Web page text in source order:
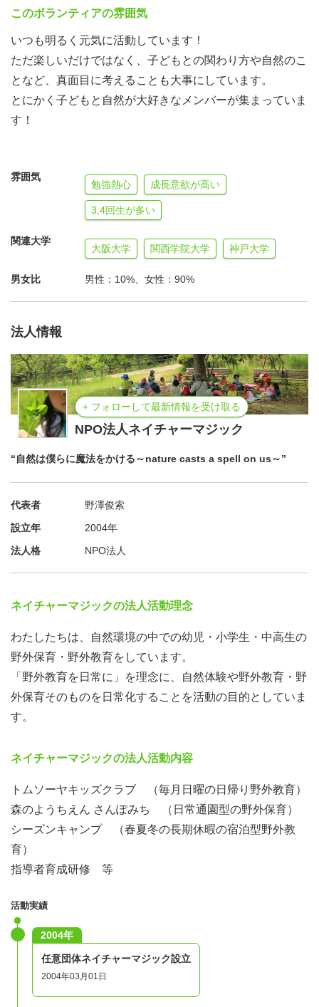
・活動時間は7～8時集合から17～18時解散です。
ランティアの最も重要な時間（自分磨きの時間）なので、
基本的に出席してください。
・反省ミーティングは西宮市市民交流センターなどで行い
ます。終了は20～21時になります。
・活動に合わせてミーティングを兼ねた事前研修と野外実
言葉使い、立ち居振る舞いをお願いします。また、喫煙習
慣のある方は採用されません。
このボランティアの雰囲気
いつも明るく元気に活動しています！
ただ楽しいだけではなく、子どもとの関わり方や自然のこ
となど、真面目に考えることも大事にしています。
とにかく子どもと自然が大好きなメンバーが集まっていま
す！
雰囲気
勉強熱心 成長意欲が高い
3,4回生が多い
関連大学
大阪大学 関西学院大学 神戸大学
男女比 男性：10%、女性：90%
法人情報
+ フォローして最新情報を受け取る
NPO法人ネイチャーマジック
“自然は僕らに魔法をかける～nature casts a spell on us～”
代表者
野澤俊索
設立年
2004年
法人格
NPO法人
ネイチャーマジックの法人活動理念
わたしたちは、自然環境の中での幼児・小学生・中高生の
野外保育・野外教育をしています。
「野外教育を日常に」を理念に、自然体験や野外教育・野
外保育そのものを日常化することを活動の目的としていま
す。
ネイチャーマジックの法人活動内容
トムソーヤキッズクラブ （毎月日曜の日帰り野外教育）
森のようちえん さんぽみち （日常通園型の野外保育）
シーズンキャンプ （春夏冬の長期休暇の宿泊型野外教
育）
指導者育成研修 等
活動実績
2004年
任意団体ネイチャーマジック設立
2004年03月01日